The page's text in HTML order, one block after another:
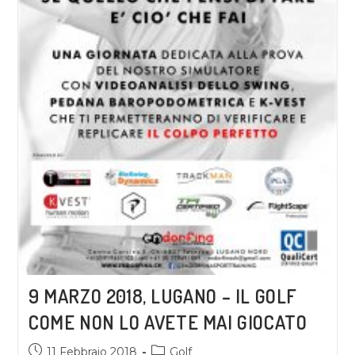
9 MARZO 2018, LUGANO – IL GOLF
COME NON LO AVETE MAI GIOCATO
11 Febbraio 2018 Golf